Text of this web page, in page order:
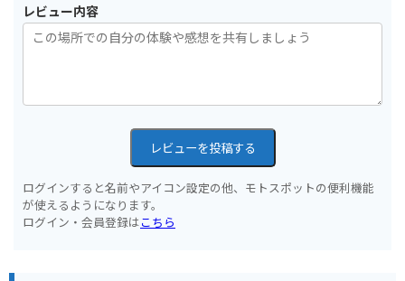
レビュー内容
レビューを投稿する
ログインすると名前やアイコン設定の他、モトスポットの便利機能
が使えるようになります。
ログイン・会員登録はこちら